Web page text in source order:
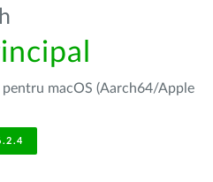
macOS (Aarch64/Apple